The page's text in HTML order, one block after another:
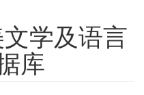
学及语言
库